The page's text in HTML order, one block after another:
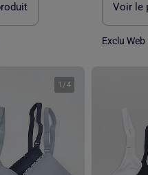
Voir le
Exclu Web
1 /4